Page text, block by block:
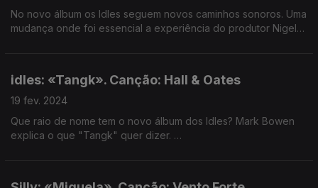
No novo álbum os Idles seguem novos caminhos sonoros. Uma
mudança onde foi essencial a experiência do produtor Nigel
idles: «Tangk». Canção: Hall & Oates
19 fev. 2024
Que raio de nome tem o novo álbum dos Idles? Mark Bowen
explica o que "Tangk" quer dizer.